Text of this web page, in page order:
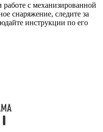
работе с механизированной
снаряжение, следите за
инструкции по его